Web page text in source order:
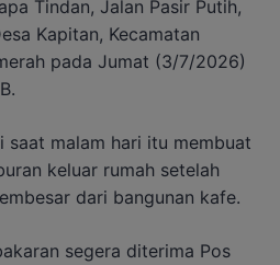
Tindan, Jalan Pasir Putih,
Kapitan, Kecamatan
pada Jumat (3/7/2026)
saat malam hari itu membuat
keluar rumah setelah
dari bangunan kafe.
segera diterima Pos